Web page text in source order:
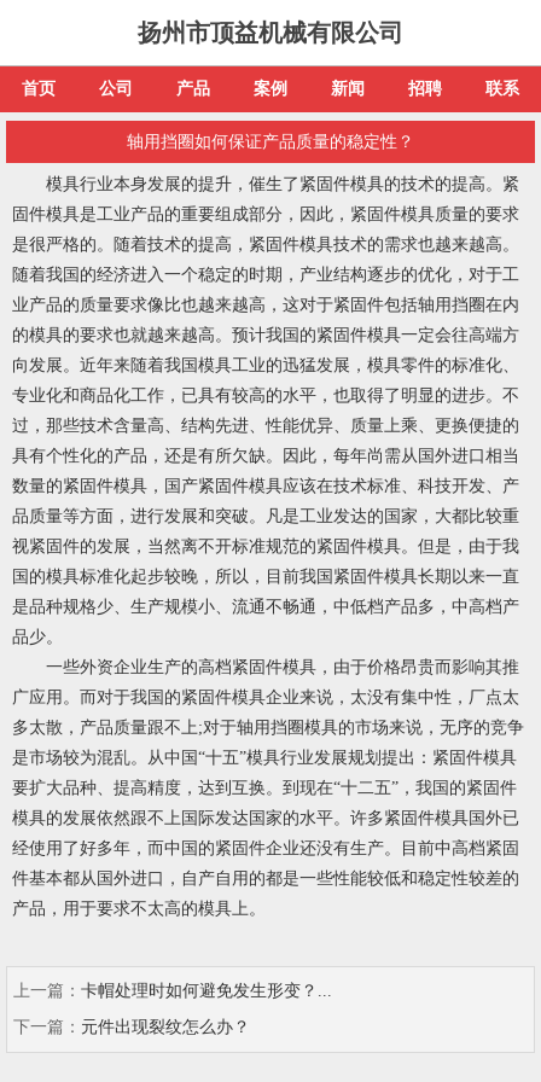
扬州市顶益机械有限公司
首页 公司 产品 案例 新闻 招聘 联系
轴用挡圈如何保证产品质量的稳定性？
模具行业本身发展的提升，催生了紧固件模具的技术的提高。紧
固件模具是工业产品的重要组成部分，因此，紧固件模具质量的要求
是很严格的。随着技术的提高，紧固件模具技术的需求也越来越高。
随着我国的经济进入一个稳定的时期，产业结构逐步的优化，对于工
业产品的质量要求像比也越来越高，这对于紧固件包括轴用挡圈在内
的模具的要求也就越来越高。预计我国的紧固件模具一定会往高端方
向发展。近年来随着我国模具工业的迅猛发展，模具零件的标准化、
专业化和商品化工作，已具有较高的水平，也取得了明显的进步。不
过，那些技术含量高、结构先进、性能优异、质量上乘、更换便捷的
具有个性化的产品，还是有所欠缺。因此，每年尚需从国外进口相当
数量的紧固件模具，国产紧固件模具应该在技术标准、科技开发、产
品质量等方面，进行发展和突破。凡是工业发达的国家，大都比较重
视紧固件的发展，当然离不开标准规范的紧固件模具。但是，由于我
国的模具标准化起步较晚，所以，目前我国紧固件模具长期以来一直
是品种规格少、生产规模小、流通不畅通，中低档产品多，中高档产
品少。
一些外资企业生产的高档紧固件模具，由于价格昂贵而影响其推
广应用。而对于我国的紧固件模具企业来说，太没有集中性，厂点太
多太散，产品质量跟不上;对于轴用挡圈模具的市场来说，无序的竞争
是市场较为混乱。从中国“十五”模具行业发展规划提出：紧固件模具
要扩大品种、提高精度，达到互换。到现在“十二五”，我国的紧固件
模具的发展依然跟不上国际发达国家的水平。许多紧固件模具国外已
经使用了好多年，而中国的紧固件企业还没有生产。目前中高档紧固
件基本都从国外进口，自产自用的都是一些性能较低和稳定性较差的
产品，用于要求不太高的模具上。
上一篇： 卡帽处理时如何避免发生形变？...
下一篇： 元件出现裂纹怎么办？